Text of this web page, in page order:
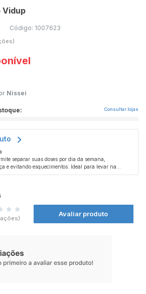
Vidup
Código: 1007623
Nissei
Consultar lojas
separar suas doses por dia da semana,
e evitando esquecimentos. Ideal para levar na
à mão no trabalho e em casa.
e medicamentos organizados e protegidos
ou mochila
Avaliar produto